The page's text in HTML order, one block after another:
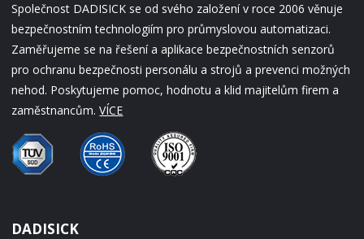
Společnost DADISICK se od svého založení v roce 2006 věnuje
bezpečnostním technologiím pro průmyslovou automatizaci.
Zaměřujeme se na řešení a aplikace bezpečnostních senzorů
pro ochranu bezpečnosti personálu a strojů a prevenci možných
nehod. Poskytujeme pomoc, hodnotu a klid majitelům firem a
zaměstnancům.VÍCE
DADISICK